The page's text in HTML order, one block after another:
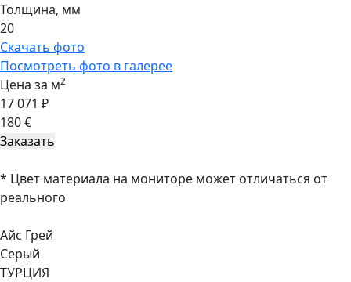
Толщина, мм
20
Скачать фото
Посмотреть фото в галерее
Цена за м2
17 071 ₽
180 €
* Цвет материала на мониторе может отличаться от
реального
Айс Грей
Серый
ТУРЦИЯ